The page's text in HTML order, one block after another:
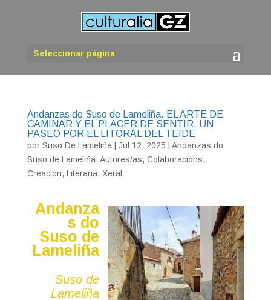
Seleccionar página
Andanzas do Suso de Lameliña. EL ARTE DE
CAMINAR Y EL PLACER DE SENTIR. UN
PASEO POR EL LITORAL DEL TEIDE
por Suso De Lameliña| Jul 12, 2025
Andanzas do
Suso de Lameliña, Autores/as, Colaboracións,
Creación, Literaria, Xeral
Andanza
s do
Suso de
Lameliña
Suso de
Lameliña